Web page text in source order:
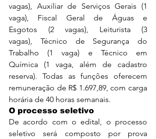
vagas), Auxiliar de Serviços Gerais (1
vaga), Fiscal Geral de Águas e
Esgotos (2 vagas), Leiturista (3
vagas), Técnico de Segurança do
Trabalho (1 vaga) e Técnico em
Química (1 vaga, além de cadastro
reserva). Todas as funções oferecem
remuneração de R$ 1.697,89, com carga
horária de 40 horas semanais.
O processo seletivo
De acordo com o edital, o processo
seletivo será composto por prova